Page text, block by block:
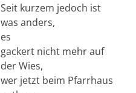
Seit kurzem jedoch ist
was anders,
es
gackert nicht mehr auf
der Wies,
wer jetzt beim Pfarrhaus